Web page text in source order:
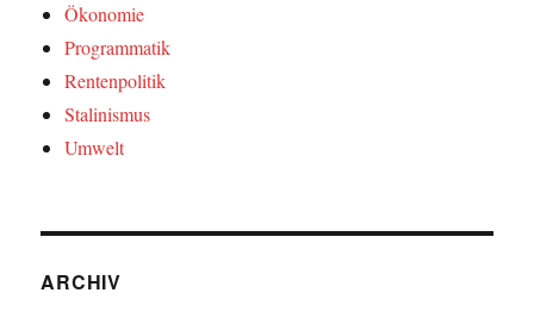
Ökonomie
Programmatik
Rentenpolitik
Stalinismus
Umwelt
ARCHIV